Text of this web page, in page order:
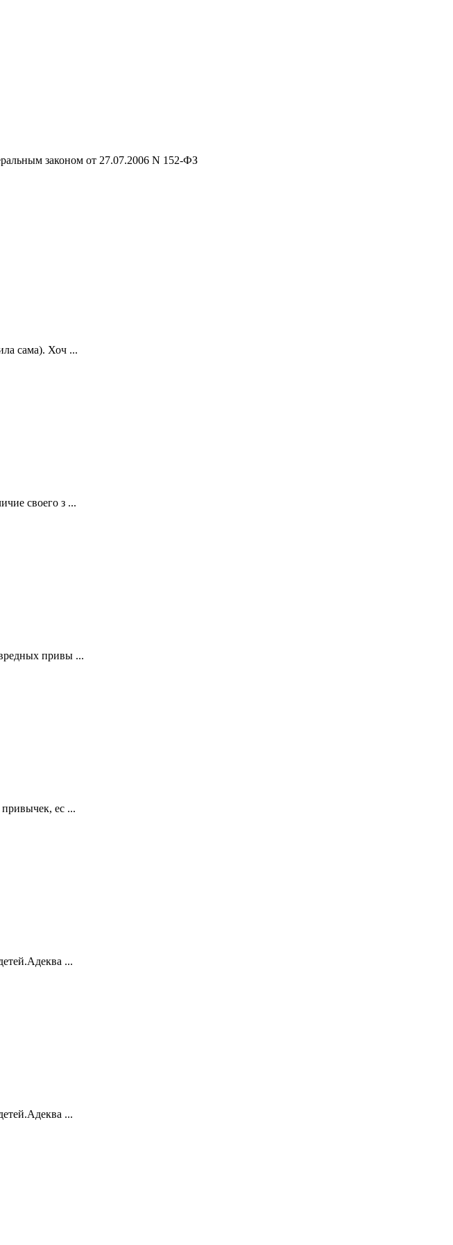
законом от 27.07.2006 N 152-ФЗ
сама). Хоч ...
своего з ...
привы ...
ес ...
...
...